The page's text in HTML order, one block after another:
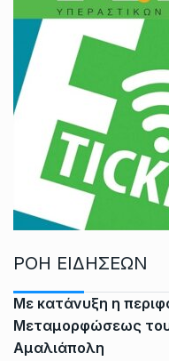
ΡΟΗ ΕΙΔΗΣΕΩΝ
Με κατάνυξη η
Μεταμορφώσεως
Αμαλιάπολη